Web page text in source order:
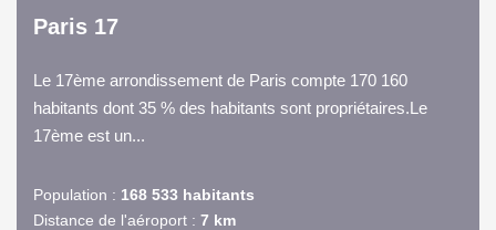
Paris 17
Le 17ème arrondissement de Paris compte 170 160
habitants dont 35 % des habitants sont propriétaires.Le
17ème est un...
Population : 168 533 habitants
Distance de l'aéroport : 7 km